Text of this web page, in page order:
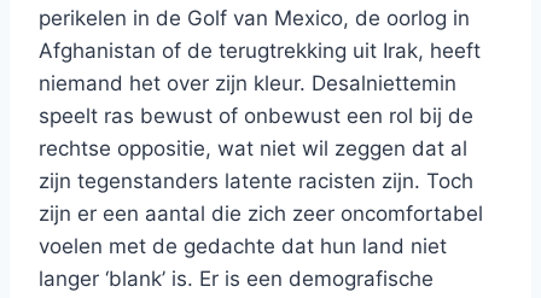
perikelen in de Golf van Mexico, de oorlog in
Afghanistan of de terugtrekking uit Irak, heeft
niemand het over zijn kleur. Desalniettemin
speelt ras bewust of onbewust een rol bij de
rechtse oppositie, wat niet wil zeggen dat al
zijn tegenstanders latente racisten zijn. Toch
zijn er een aantal die zich zeer oncomfortabel
voelen met de gedachte dat hun land niet
langer ‘blank’ is. Er is een demografische